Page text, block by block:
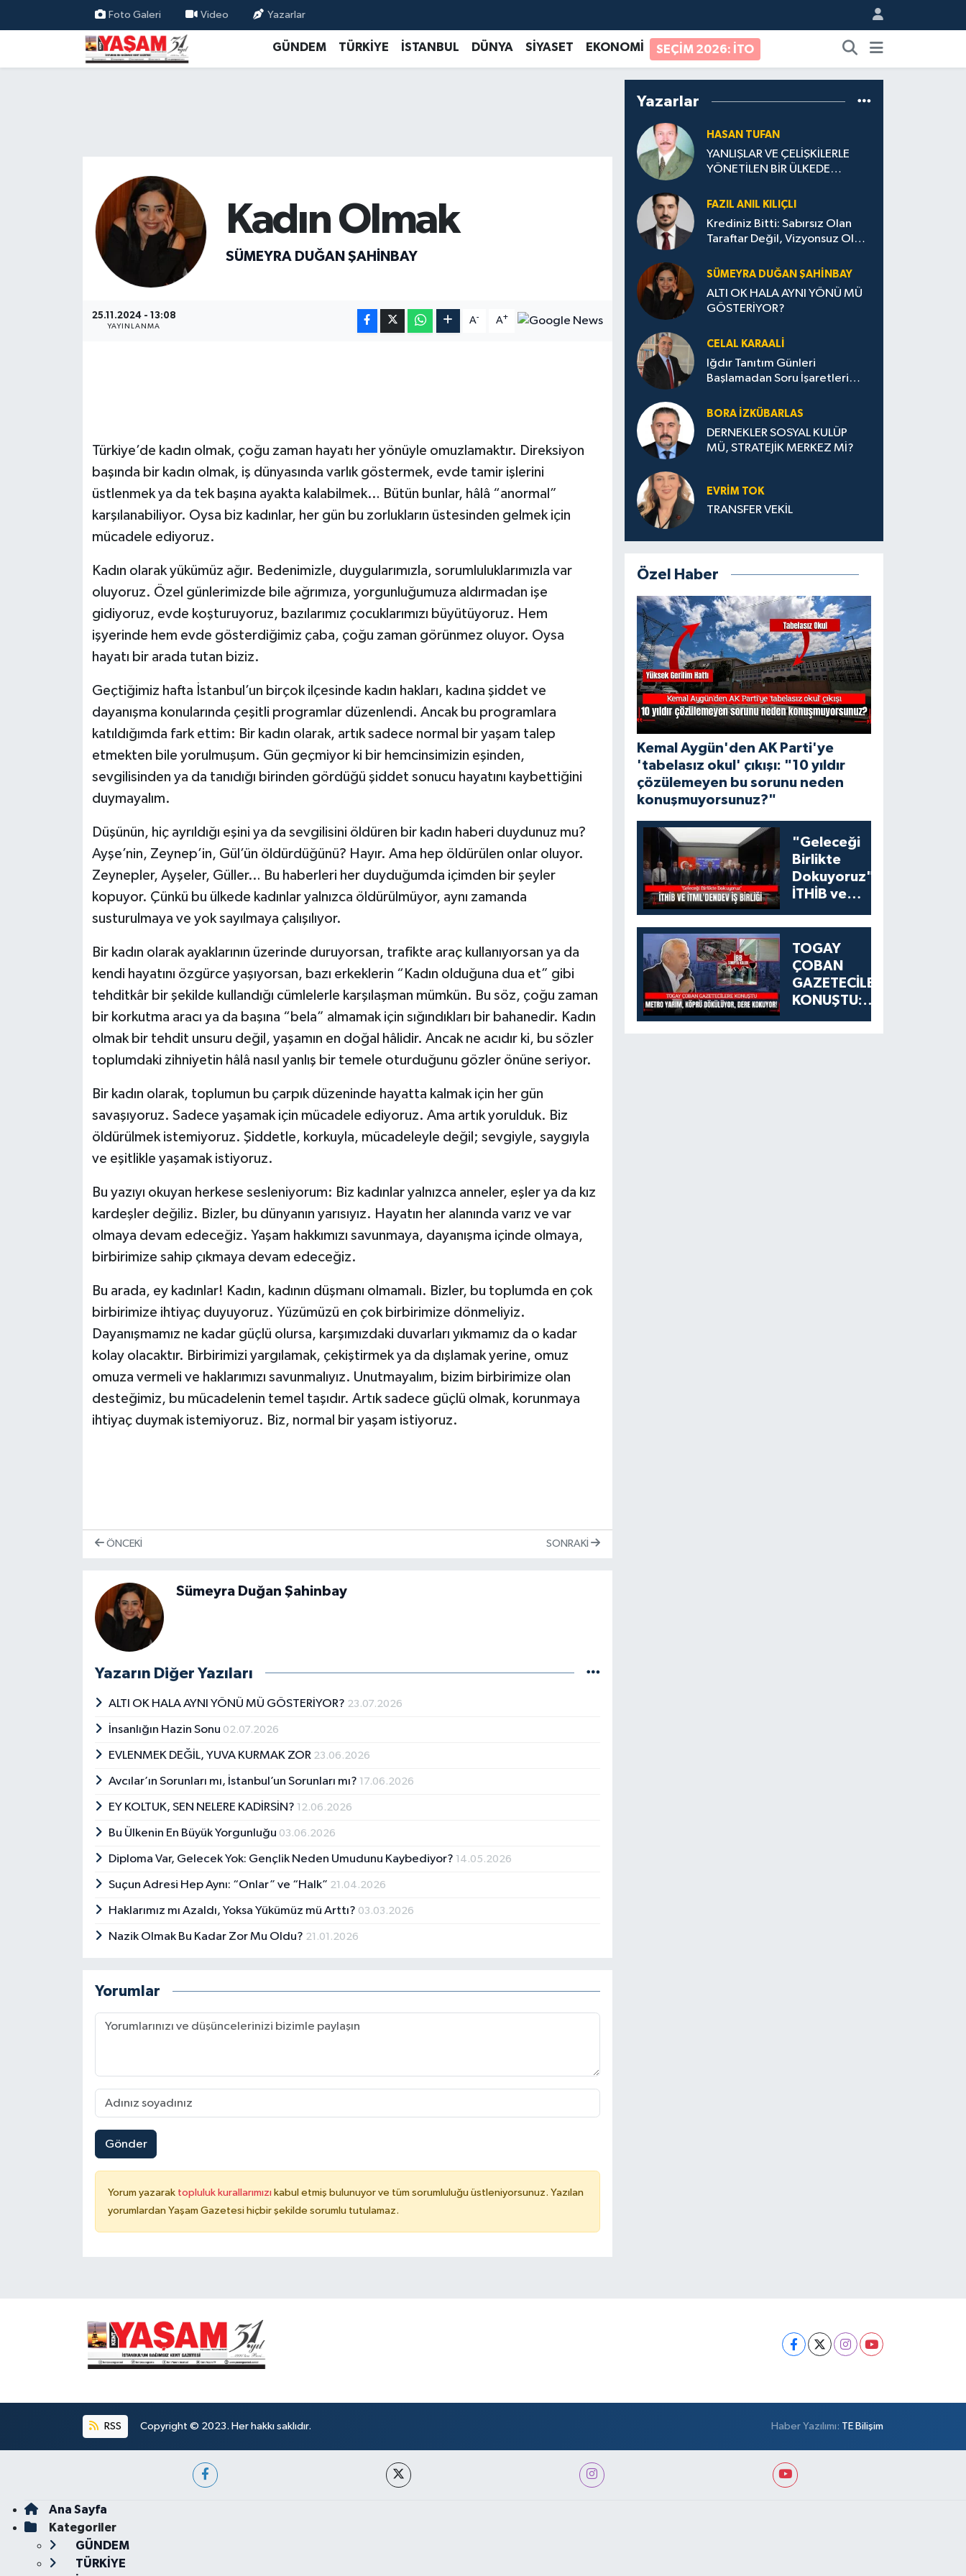
Foto Galeri Video Yazarlar
GÜNDEM TÜRKİYE İSTANBUL DÜNYA SİYASET EKONOMİ SEÇİM 2026: İTO
Kadın Olmak
SÜMEYRA DUĞAN ŞAHINBAY
25.11.2024 - 13:08
YAYINLANMA
A- A+
Türkiye’de kadın olmak, çoğu zaman hayatı her yönüyle omuzlamaktır. Direksiyon
başında bir kadın olmak, iş dünyasında varlık göstermek, evde tamir işlerini
üstlenmek ya da tek başına ayakta kalabilmek… Bütün bunlar, hâlâ “anormal”
karşılanabiliyor. Oysa biz kadınlar, her gün bu zorlukların üstesinden gelmek için
mücadele ediyoruz.
Kadın olarak yükümüz ağır. Bedenimizle, duygularımızla, sorumluluklarımızla var
oluyoruz. Özel günlerimizde bile ağrımıza, yorgunluğumuza aldırmadan işe
gidiyoruz, evde koşturuyoruz, bazılarımız çocuklarımızı büyütüyoruz. Hem
işyerinde hem evde gösterdiğimiz çaba, çoğu zaman görünmez oluyor. Oysa
hayatı bir arada tutan biziz.
Geçtiğimiz hafta İstanbul’un birçok ilçesinde kadın hakları, kadına şiddet ve
dayanışma konularında çeşitli programlar düzenlendi. Ancak bu programlara
katıldığımda fark ettim: Bir kadın olarak, artık sadece normal bir yaşam talep
etmekten bile yorulmuşum. Gün geçmiyor ki bir hemcinsimizin eşinden,
sevgilisinden ya da tanıdığı birinden gördüğü şiddet sonucu hayatını kaybettiğini
duymayalım.
Düşünün, hiç ayrıldığı eşini ya da sevgilisini öldüren bir kadın haberi duydunuz mu?
Ayşe’nin, Zeynep’in, Gül’ün öldürdüğünü? Hayır. Ama hep öldürülen onlar oluyor.
Zeynepler, Ayşeler, Güller… Bu haberleri her duyduğumda içimden bir şeyler
kopuyor. Çünkü bu ülkede kadınlar yalnızca öldürülmüyor, aynı zamanda
susturulmaya ve yok sayılmaya çalışılıyor.
Bir kadın olarak ayaklarının üzerinde duruyorsan, trafikte araç kullanıyorsan ya da
kendi hayatını özgürce yaşıyorsan, bazı erkeklerin “Kadın olduğuna dua et” gibi
tehditkâr bir şekilde kullandığı cümlelerle karşılaşman mümkün. Bu söz, çoğu zaman
bir korkutma aracı ya da başına “bela” almamak için sığındıkları bir bahanedir. Kadın
olmak bir tehdit unsuru değil, yaşamın en doğal hâlidir. Ancak ne acıdır ki, bu sözler
toplumdaki zihniyetin hâlâ nasıl yanlış bir temele oturduğunu gözler önüne seriyor.
Bir kadın olarak, toplumun bu çarpık düzeninde hayatta kalmak için her gün
savaşıyoruz. Sadece yaşamak için mücadele ediyoruz. Ama artık yorulduk. Biz
öldürülmek istemiyoruz. Şiddetle, korkuyla, mücadeleyle değil; sevgiyle, saygıyla
ve eşitlikle yaşamak istiyoruz.
Bu yazıyı okuyan herkese sesleniyorum: Biz kadınlar yalnızca anneler, eşler ya da kız
kardeşler değiliz. Bizler, bu dünyanın yarısıyız. Hayatın her alanında varız ve var
olmaya devam edeceğiz. Yaşam hakkımızı savunmaya, dayanışma içinde olmaya,
birbirimize sahip çıkmaya devam edeceğiz.
Bu arada, ey kadınlar! Kadın, kadının düşmanı olmamalı. Bizler, bu toplumda en çok
birbirimize ihtiyaç duyuyoruz. Yüzümüzü en çok birbirimize dönmeliyiz.
Dayanışmamız ne kadar güçlü olursa, karşımızdaki duvarları yıkmamız da o kadar
kolay olacaktır. Birbirimizi yargılamak, çekiştirmek ya da dışlamak yerine, omuz
omuza vermeli ve haklarımızı savunmalıyız. Unutmayalım, bizim birbirimize olan
desteğimiz, bu mücadelenin temel taşıdır. Artık sadece güçlü olmak, korunmaya
ihtiyaç duymak istemiyoruz. Biz, normal bir yaşam istiyoruz.
ÖNCEKI SONRAKI
Sümeyra Duğan Şahinbay
Yazarın Diğer Yazıları
ALTI OK HALA AYNI YÖNÜ MÜ GÖSTERİYOR? 23.07.2026
İnsanlığın Hazin Sonu 02.07.2026
EVLENMEK DEĞİL, YUVA KURMAK ZOR 23.06.2026
Avcılar’ın Sorunları mı, İstanbul’un Sorunları mı? 17.06.2026
EY KOLTUK, SEN NELERE KADİRSİN? 12.06.2026
Bu Ülkenin En Büyük Yorgunluğu 03.06.2026
Diploma Var, Gelecek Yok: Gençlik Neden Umudunu Kaybediyor? 14.05.2026
Suçun Adresi Hep Aynı: “Onlar” ve “Halk” 21.04.2026
Haklarımız mı Azaldı, Yoksa Yükümüz mü Arttı? 03.03.2026
Nazik Olmak Bu Kadar Zor Mu Oldu? 21.01.2026
Yorumlar
Gönder
Yorum yazarak topluluk kurallarımızı kabul etmiş bulunuyor ve tüm sorumluluğu üstleniyorsunuz. Yazılan
yorumlardan Yaşam Gazetesi hiçbir şekilde sorumlu tutulamaz.
Yazarlar
HASAN TUFAN
YANLIŞLAR VE ÇELİŞKİLERLE
YÖNETİLEN BİR ÜLKEDE
FAZIL ANIL KILIÇLI
Krediniz Bitti: Sabırsız Olan
Taraftar Değil, Vizyonsuz Olan
SÜMEYRA DUĞAN ŞAHINBAY
ALTI OK HALA AYNI YÖNÜ MÜ
GÖSTERİYOR?
CELAL KARAALİ
Iğdır Tanıtım Günleri
Başlamadan Soru İşaretleri
BORA İZKÜBARLAS
DERNEKLER SOSYAL KULÜP
MÜ, STRATEJİK MERKEZ Mİ?
EVRİM TOK
TRANSFER VEKİL
Özel Haber
Kemal Aygün'den AK Parti'ye
'tabelasız okul' çıkışı: "10 yıldır
çözülemeyen bu sorunu neden
konuşmuyorsunuz?"
"Geleceği
Birlikte
Dokuyoruz":
İTHİB ve
Tekstil
Eğitiminde
Dev İş Birliği
TOGAY
ÇOBAN
GAZETECİLERE
KONUŞTU:
RSS Copyright © 2023. Her hakkı saklıdır. Haber Yazılımı: TE Bilişim
Ana Sayfa
Kategoriler
GÜNDEM
TÜRKİYE